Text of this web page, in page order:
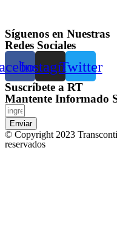
Síguenos en Nuestras
Redes Sociales
InstagramTwitter
Suscríbete a RT
Mantente Informado
Enviar
© Copyright 2023
reservados